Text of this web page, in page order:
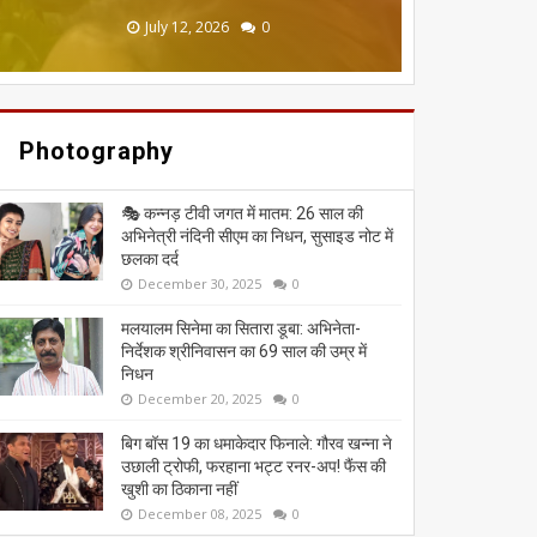
July 19, 2026 0
July 12, 2026 0
July 03, 2026 0
June 20, 2026 0
May 13, 2026 0
Photography
🎭 कन्नड़ टीवी जगत में मातम: 26 साल की
अभिनेत्री नंदिनी सीएम का निधन, सुसाइड नोट में
छलका दर्द
December 30, 2025 0
मलयालम सिनेमा का सितारा डूबा: अभिनेता-
निर्देशक श्रीनिवासन का 69 साल की उम्र में
निधन
December 20, 2025 0
बिग बॉस 19 का धमाकेदार फिनाले: गौरव खन्ना ने
उछाली ट्रोफी, फरहाना भट्ट रनर-अप! फैंस की
खुशी का ठिकाना नहीं
December 08, 2025 0